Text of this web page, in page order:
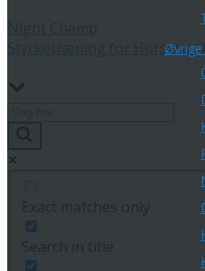
Styrketræning for Horsens